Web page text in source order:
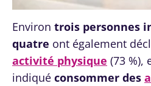
Environ trois personnes
quatre ont également
activité physique (73 %),
indiqué consommer des